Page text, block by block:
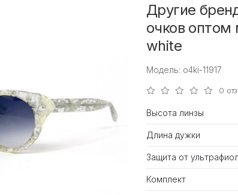
Другие
очков
white
Модель: o4ki-11917
0
Высота линзы
Длина дужки
Защита от
Комплект